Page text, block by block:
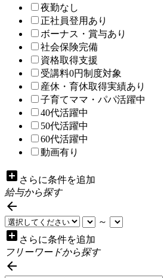
夜勤なし
正社員登用あり
ボーナス・賞与あり
社会保険完備
資格取得支援
受講料0円制度対象
産休・育休取得実績あり
子育てママ・パパ活躍中
40代活躍中
50代活躍中
60代活躍中
動画有り
add_box さらに条件を追加
給与から探す

～
add_box さらに条件を追加
フリーワードから探す
